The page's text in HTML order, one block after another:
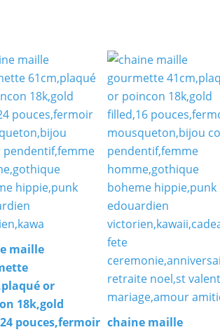
maille
or
18k,gold
pouces,fermoir chaine maille